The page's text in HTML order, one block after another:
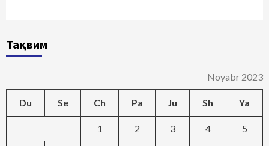
Тақвим
Noyabr 2023
Du Se Ch Pa Ju Sh Ya
1 2 3 4 5